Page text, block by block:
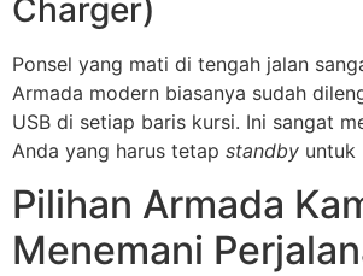
Charger)
Ponsel yang mati di tengah jalan
Armada modern biasanya sudah
USB di setiap baris kursi. Ini sangat
Anda yang harus tetap standby untuk
Pilihan Armada
Menemani